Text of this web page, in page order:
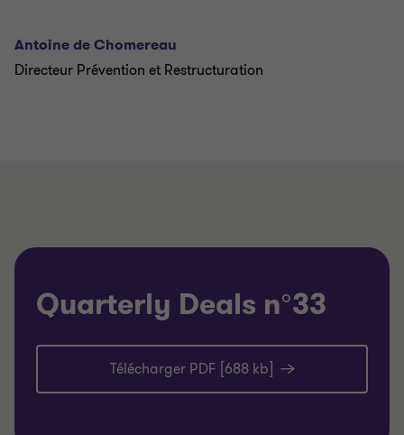
Antoine de Chomereau
Directeur Prévention et Restructuration
Quarterly Deals n°33
Télécharger PDF [688 kb]